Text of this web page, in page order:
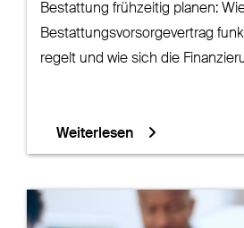
Bestattung frühzeitig planen:
Bestattungsvorsorgevertrag
regelt und wie sich die
Weiterlesen